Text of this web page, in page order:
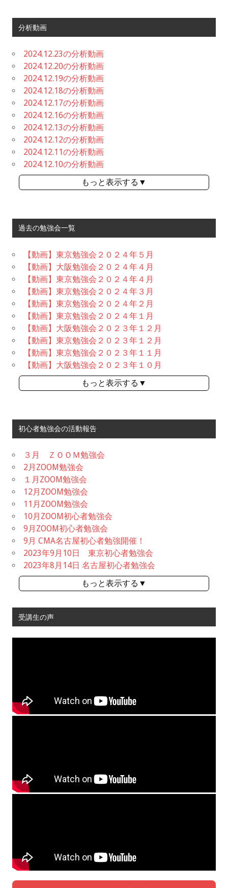
分析動画
2024.12.23の分析動画
2024.12.20の分析動画
2024.12.19の分析動画
2024.12.18の分析動画
2024.12.17の分析動画
2024.12.16の分析動画
2024.12.13の分析動画
2024.12.12の分析動画
2024.12.11の分析動画
2024.12.10の分析動画
もっと表示する▼
過去の勉強会一覧
【動画】東京勉強会２０２４年５月
【動画】大阪勉強会２０２４年４月
【動画】東京勉強会２０２４年４月
【動画】東京勉強会２０２４年３月
【動画】東京勉強会２０２４年２月
【動画】東京勉強会２０２４年１月
【動画】大阪勉強会２０２３年１２月
【動画】東京勉強会２０２３年１２月
【動画】東京勉強会２０２３年１１月
【動画】大阪勉強会２０２３年１０月
もっと表示する▼
初心者勉強会の活動報告
３月 ＺＯＯＭ勉強会
2月ZOOM勉強会
１月ZOOM勉強会
12月ZOOM勉強会
11月ZOOM勉強会
10月ZOOM初心者勉強会
9月ZOOM初心者勉強会
9月 CMA名古屋初心者勉強開催！
2023年9月10日 東京初心者勉強会
2023年8月14日 名古屋初心者勉強会
もっと表示する▼
受講生の声